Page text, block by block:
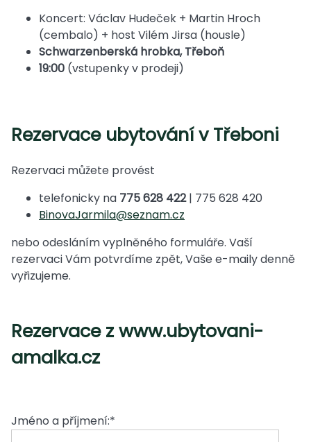
Koncert: Václav Hudeček + Martin Hroch
(cembalo) + host Vilém Jirsa (housle)
Schwarzenberská hrobka, Třeboň
19:00 (vstupenky v prodeji)
Rezervace ubytování v Třeboni
Rezervaci můžete provést
telefonicky na 775 628 422| 775 628 420
BinovaJarmila@seznam.cz
nebo odesláním vyplněného formuláře. Vaší
rezervaci Vám potvrdíme zpět, Vaše e-maily denně
vyřizujeme.
Rezervace z www.ubytovani-
amalka.cz
Jméno a příjmení:*